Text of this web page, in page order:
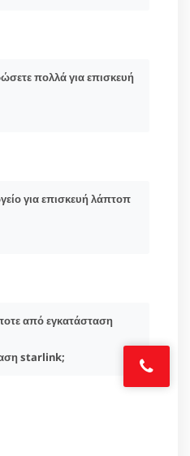
πολλά για επισκευή
για επισκευή λάπτοπ
από εγκατάσταση
starlink;